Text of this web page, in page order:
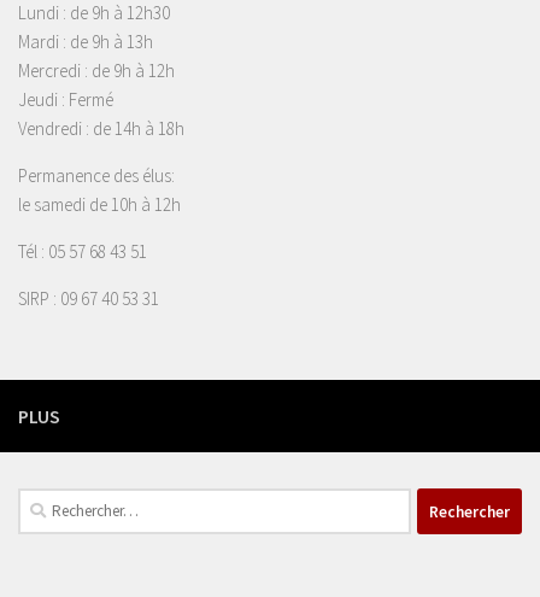
Lundi : de 9h à 12h30
Mardi : de 9h à 13h
Mercredi : de 9h à 12h
Jeudi : Fermé
Vendredi : de 14h à 18h
Permanence des élus:
le samedi de 10h à 12h
Tél : 05 57 68 43 51
SIRP : 09 67 40 53 31
PLUS
Rechercher :